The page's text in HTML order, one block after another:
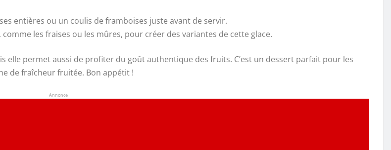
entières ou un coulis de framboises juste avant de servir.
les fraises ou les mûres, pour créer des variantes de cette glace.
elle permet aussi de profiter du goût authentique des fruits. C’est un dessert parfait pour les
de fraîcheur fruitée. Bon appétit !
Annonce